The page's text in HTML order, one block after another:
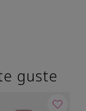
guste